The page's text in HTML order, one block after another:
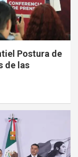
Postura de
de las